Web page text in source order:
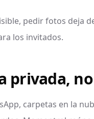
pedir fotos deja
los invitados.
privada,
carpetas en la